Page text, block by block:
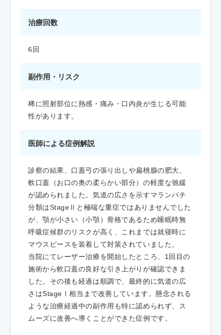
治療回数
6回
副作用・リスク
稀に照射部位に熱感・痛み・口内炎が生じる可能
性があります。
医師による症例解説
診察の結果、口蓋弓の張り出しや扁桃腺の肥大、
軟口蓋（お口の奥の柔らかい部分）の軽度な弛緩
が認められました。気道の広さを示すマランパチ
分類はStageⅡと極端な重症ではありませんでした
が、顎が小さい（小顎）骨格であるため睡眠時無
呼吸症候群のリスクが高く、これまでは就寝時に
マウスピースを装着して対策されていました。
当院にてレーザー治療を開始したところ、1回目の
施術から軟口蓋の良好な引き上がりが確認できま
した。その後も経過は順調で、最終的に気道の広
さはStageⅠ相当まで改善しています。懸念される
ような治療経過中の副作用も特に認められず、ス
ムーズに改善へ導くことができた症例です。